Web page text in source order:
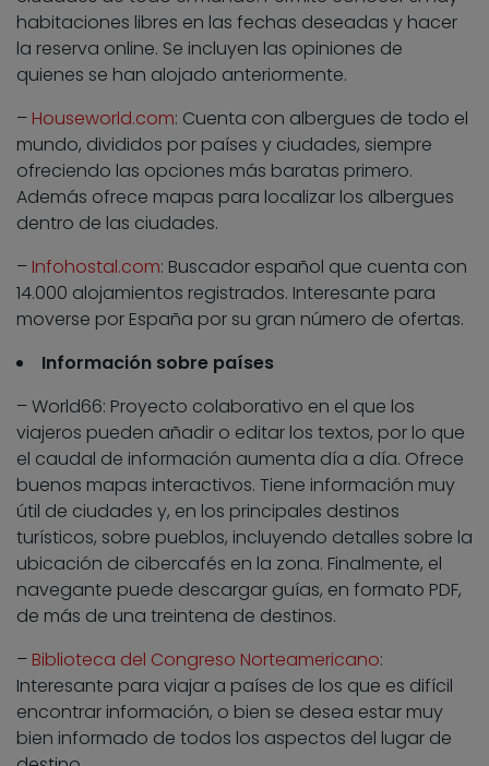
habitaciones libres en las fechas deseadas y hacer
la reserva online. Se incluyen las opiniones de
quienes se han alojado anteriormente.
– Houseworld.com: Cuenta con albergues de todo el
mundo, divididos por países y ciudades, siempre
ofreciendo las opciones más baratas primero.
Además ofrece mapas para localizar los albergues
dentro de las ciudades.
– Infohostal.com: Buscador español que cuenta con
14.000 alojamientos registrados. Interesante para
moverse por España por su gran número de ofertas.
Información sobre países
– World66: Proyecto colaborativo en el que los
viajeros pueden añadir o editar los textos, por lo que
el caudal de información aumenta día a día. Ofrece
buenos mapas interactivos. Tiene información muy
útil de ciudades y, en los principales destinos
turísticos, sobre pueblos, incluyendo detalles sobre la
ubicación de cibercafés en la zona. Finalmente, el
navegante puede descargar guías, en formato PDF,
de más de una treintena de destinos.
– Biblioteca del Congreso Norteamericano:
Interesante para viajar a países de los que es difícil
encontrar información, o bien se desea estar muy
bien informado de todos los aspectos del lugar de